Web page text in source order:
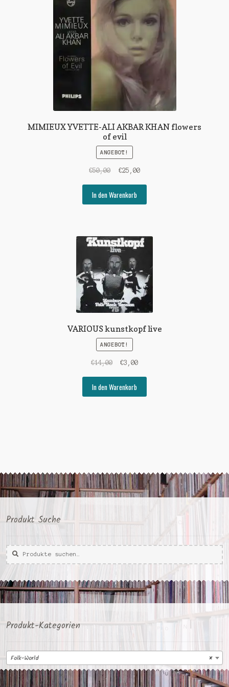
MIMIEUX YVETTE-ALI AKBAR KHAN flowers
of evil
ANGEBOT!
€50,00
Ursprünglicher
war:
€50,00
€25,00Aktueller
€25,00.
In den Warenkorb
VARIOUS kunstkopf live
ANGEBOT!
€14,00
Ursprünglicher
war:
€14,00
€3,00Aktueller
€3,00.
In den Warenkorb
Produkt Suche
Suche
nach:
Suche
Produkt-Kategorien
×
Folk-World